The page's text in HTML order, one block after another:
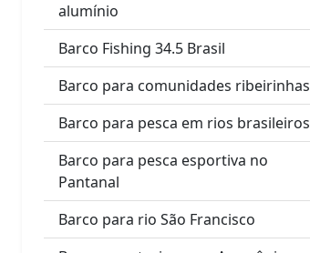
alumínio
Barco Fishing 34.5 Brasil
Barco para comunidades ribeirinhas
Barco para pesca em rios brasileiros
Barco para pesca esportiva no
Pantanal
Barco para rio São Francisco